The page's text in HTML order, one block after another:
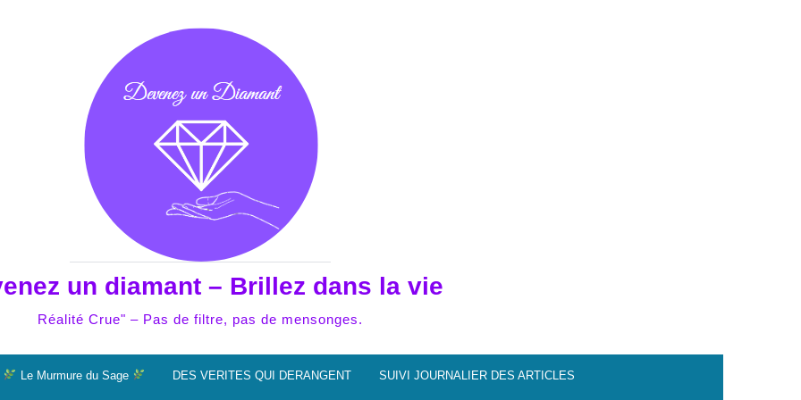
un diamant – Brillez dans la vie
Réalité Crue" – Pas de filtre, pas de mensonges.
Le Murmure du Sage DES VERITES QUI DERANGENT SUIVI JOURNALIER DES ARTICLES